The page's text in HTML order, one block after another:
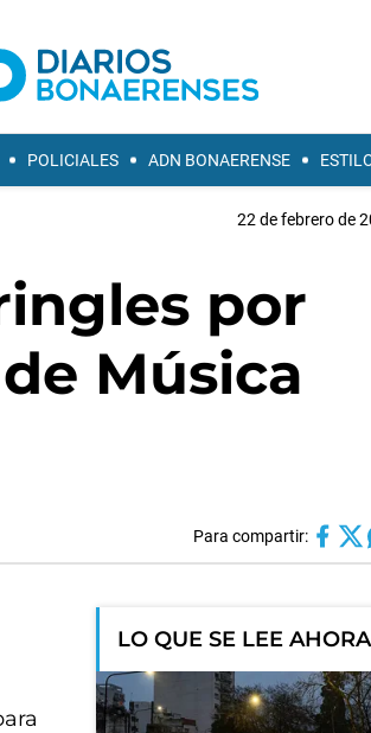
POLICIALES ADN BONAERENSE
22 de febrero de
por
Música
Para compartir:
LO QUE SE LEE AHORA